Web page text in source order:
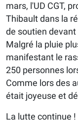
mars, l'UD CGT,
Thibault dans la
de soutien
Malgré la pluie
manifestant le
250 personnes
Comme lors des
était joyeuse et
La lutte continue !